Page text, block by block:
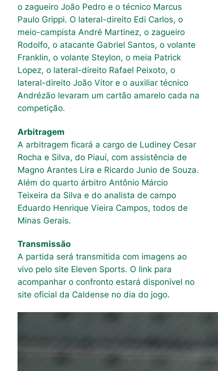
o zagueiro João Pedro e o técnico Marcus
Paulo Grippi. O lateral-direito Edi Carlos, o
meio-campista André Martinez, o zagueiro
Rodolfo, o atacante Gabriel Santos, o volante
Franklin, o volante Steylon, o meia Patrick
Lopez, o lateral-direito Rafael Peixoto, o
lateral-direito João Vitor e o auxiliar técnico
Andrézão levaram um cartão amarelo cada na
competição.
Arbitragem
A arbitragem ficará a cargo de Ludiney Cesar
Rocha e Silva, do Piauí, com assistência de
Magno Arantes Lira e Ricardo Junio de Souza.
Além do quarto árbitro Antônio Márcio
Teixeira da Silva e do analista de campo
Eduardo Henrique Vieira Campos, todos de
Minas Gerais.
Transmissão
A partida será transmitida com imagens ao
vivo pelo site Eleven Sports. O link para
acompanhar o confronto estará disponível no
site oficial da Caldense no dia do jogo.